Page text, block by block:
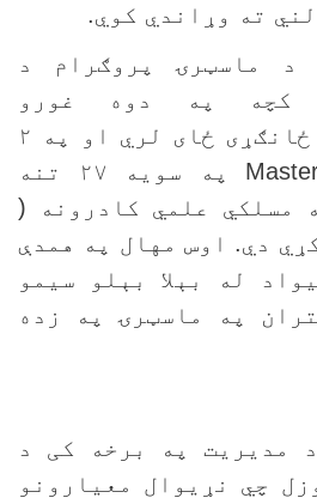
ته وړاندي کوي.
پروګرام د
په دوه غورو
پروګرامونو کښی ځانګړی ځای لري او په ۲
په سويه ۲۷ تنه
علمي کادرونه (
دي. اوس مهال په همدې
له بېلا بېلو سيمو
په ماسټرۍ په زده
په برخه کی د
چي نړيوال معيارونو